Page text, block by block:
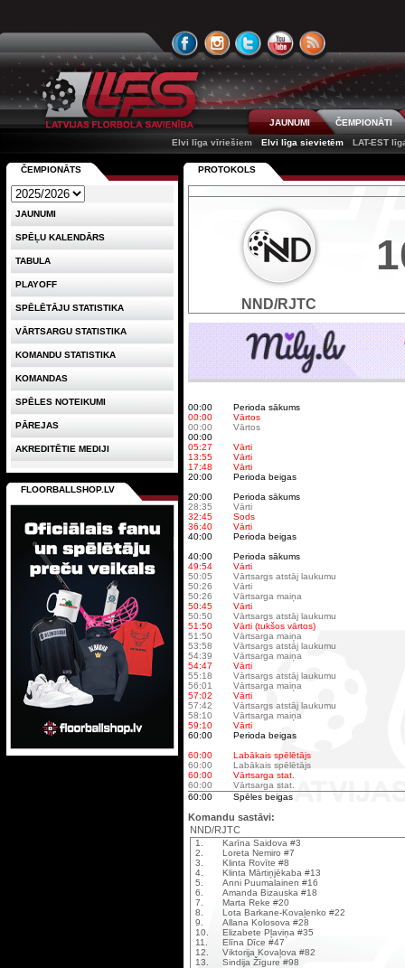
JAUNUMI
ČEMPIONĀTI
Elvi līga vīriešiem
Elvi līga sievietēm LAT-EST
PROTOKOLS
NND/RJTC
00:00
Perioda sākums
00:00
Vārtos
00:00
Vārtos
00:00
05:27
Vārti
13:55
Vārti
17:48
Vārti
20:00
Perioda beigas
20:00
Perioda sākums
28:35
Vārti
32:45
Sods
36:40
Vārti
40:00
Perioda beigas
40:00
Perioda sākums
49:54
Vārti
50:05
Vārtsargs atstāj laukumu
50:26
Vārti
50:26
Vārtsarga maiņa
50:45
Vārti
50:50
Vārtsargs atstāj laukumu
51:50
Vārti (tukšos vārtos)
51:50
Vārtsarga maiņa
53:58
Vārtsargs atstāj laukumu
54:39
Vārtsarga maiņa
54:47
Vārti
55:18
Vārtsargs atstāj laukumu
56:01
Vārtsarga maiņa
57:02
Vārti
57:42
Vārtsargs atstāj laukumu
58:10
Vārtsarga maiņa
59:10
Vārti
60:00
Perioda beigas
60:00
Labākais spēlētājs
60:00
Labākais spēlētājs
60:00
Vārtsarga stat.
60:00
Vārtsarga stat.
60:00
Spēles beigas
Komandu sastāvi:
NND/RJTC
1.
Karīna Saidova #3
2.
Loreta Nemiro #7
3.
Klinta Rovīte #8
4.
Klinta Mārtiņjēkaba #13
5.
Anni Puumalainen #16
6.
Amanda Bizauska #18
7.
Marta Reke #20
8.
Lota Barkane-Kovaļenko #22
9.
Allana Kolosova #28
10.
Elizabete Pļaviņa #35
11.
Elīna Dīce #47
12.
Viktorija Kovaļova #82
13.
Sindija Žīgure #98
ČEMPIONĀTS
JAUNUMI
SPĒĻU KALENDĀRS
TABULA
PLAYOFF
SPĒLĒTĀJU STATISTIKA
VĀRTSARGU STATISTIKA
KOMANDU STATISTIKA
KOMANDAS
SPĒLES NOTEIKUMI
PĀREJAS
AKREDITĒTIE MEDIJI
FLOORBALLSHOP.LV